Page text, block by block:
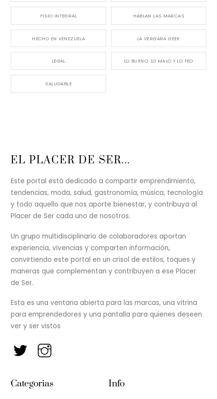
FISIO INTEGRAL HABLAN LAS MARCAS
HECHO EN VENEZUELA LA VERGARA GEEK
LEGAL LO BUENO, LO MALO Y LO FEO
SALUDABLE
Back
Top
EL PLACER DE SER...
Este portal está dedicado a compartir emprendimiento,
tendencias, moda, salud, gastronomía, música, tecnología
y todo aquello que nos aporte bienestar, y contribuya al
Placer de Ser cada uno de nosotros.
Un grupo multidisciplinario de colaboradores aportan
experiencia, vivencias y comparten información,
convirtiendo este portal en un crisol de estilos, toques y
maneras que complementan y contribuyen a ese Placer
de Ser.
Esta es una ventana abierta para las marcas, una vitrina
para emprendedores y una pantalla para quienes deseen
ver y ser vistos
Categorias Info